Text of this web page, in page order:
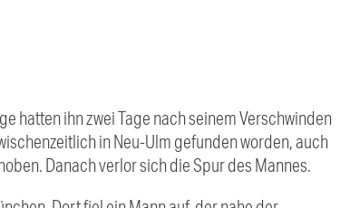
hatten ihn zwei Tage nach seinem Verschwinden
in Neu-Ulm gefunden worden, auch
Danach verlor sich die Spur des Mannes.